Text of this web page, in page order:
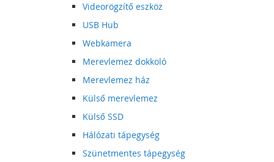
Videorögzítő eszköz
USB Hub
Webkamera
Merevlemez dokkoló
Merevlemez ház
Külső merevlemez
Külső SSD
Hálózati tápegység
Szünetmentes tápegység